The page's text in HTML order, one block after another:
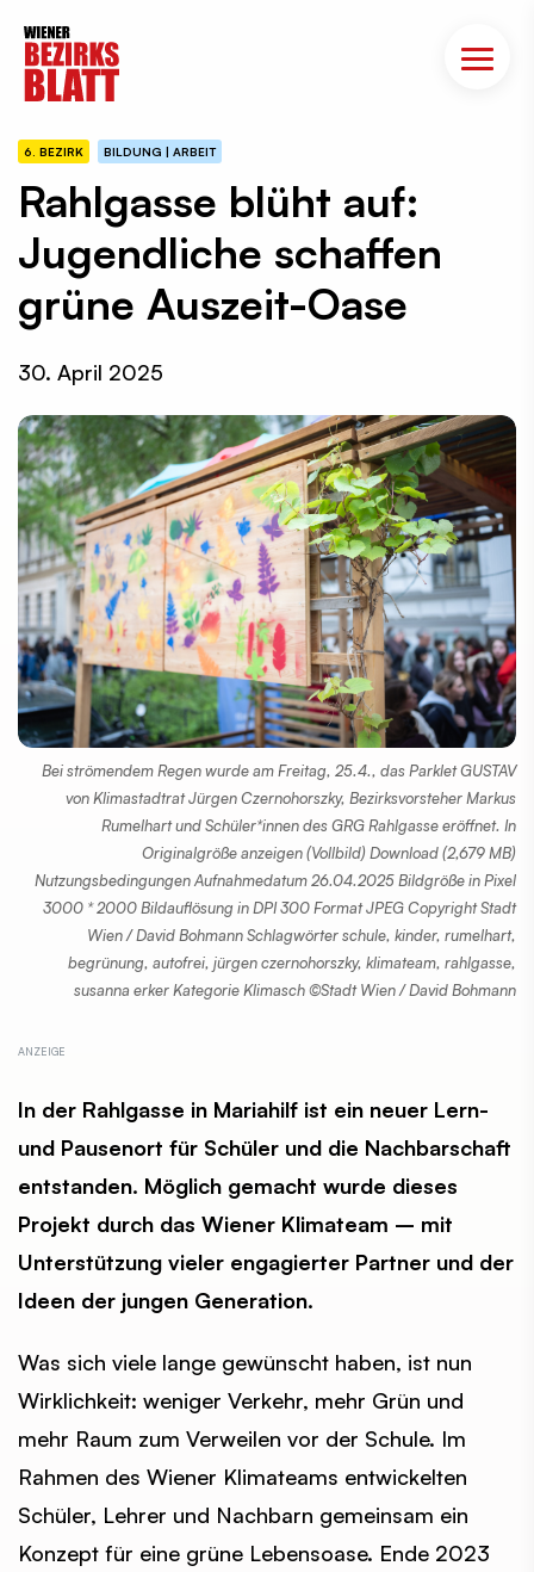
6. BEZIRK BILDUNG | ARBEIT
Rahlgasse blüht auf:
Jugendliche schaffen
grüne Auszeit-Oase
30. April 2025
Bei strömendem Regen wurde am Freitag, 25.4., das Parklet GUSTAV
von Klimastadtrat Jürgen Czernohorszky, Bezirksvorsteher Markus
Rumelhart und Schüler*innen des GRG Rahlgasse eröffnet. In
Originalgröße anzeigen (Vollbild) Download (2,679 MB)
Nutzungsbedingungen Aufnahmedatum 26.04.2025 Bildgröße in Pixel
3000 * 2000 Bildauflösung in DPI 300 Format JPEG Copyright Stadt
Wien / David Bohmann Schlagwörter schule, kinder, rumelhart,
begrünung, autofrei, jürgen czernohorszky, klimateam, rahlgasse,
susanna erker Kategorie Klimasch ©Stadt Wien / David Bohmann
In der Rahlgasse in Mariahilf ist ein neuer Lern-
und Pausenort für Schüler und die Nachbarschaft
entstanden. Möglich gemacht wurde dieses
Projekt durch das Wiener Klimateam – mit
Unterstützung vieler engagierter Partner und der
Ideen der jungen Generation.
Was sich viele lange gewünscht haben, ist nun
Wirklichkeit: weniger Verkehr, mehr Grün und
mehr Raum zum Verweilen vor der Schule. Im
Rahmen des Wiener Klimateams entwickelten
Schüler, Lehrer und Nachbarn gemeinsam ein
Konzept für eine grüne Lebensoase. Ende 2023